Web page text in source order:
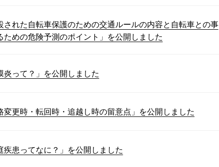
された自転車保護のための交通ルールの内容と自転車との事
ための危険予測のポイント」を公開しました
炎って？」を公開しました
変更時・転回時・追越し時の留意点」を公開しました
疾患ってなに？」を公開しました